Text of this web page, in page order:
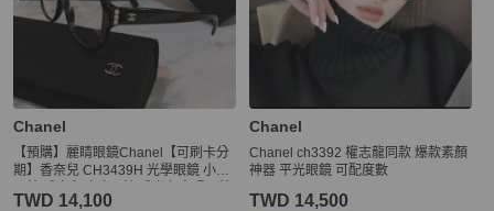
Chanel
【預購】麗睛眼鏡Chanel【可刷卡分
期】香奈兒 CH3439H 光學眼鏡 小香
TWD 14,100
Chanel
Chanel ch3392 權志龍同款 爆款素顏
神器 平光眼鏡 可配度數
TWD 14,500